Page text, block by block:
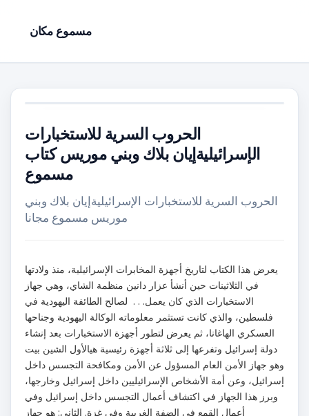
مسموع مكان
الحروب السرية للاستخبارات
الإسرائيليةإيان بلاك وبني موريس كتاب
مسموع
الحروب السرية للاستخبارات الإسرائيليةإيان بلاك وبني
موريس مسموع مجانا
يعرض هذا الكتاب لتاريخ أجهزة المخابرات الإسرائيلية، منذ ولادتها
في الثلاثينات حين أنشأ عزار دانين منظمة الشاي، وهي جهاز
الاستخبارات الذي كان يعمل. . . لصالح الطائفة اليهودية في
فلسطين، والذي كانت تستثمر معلوماته الوكالة اليهودية وجناحها
العسكري الهاغانا، ثم يعرض لتطور أجهزة الاستخبارات بعد إنشاء
دولة إسرائيل وتفرعها إلى ثلاثة أجهزة رئيسية هيالأول الشين بيت
وهو جهاز الأمن العام المسؤول عن الأمن ومكافحة التجسس داخل
إسرائيل، وعن أمة الأشخاص الإسرائيليين داخل إسرائيل وخارجها،
وبرز هذا الجهاز في اكتشاف أعمال التجسس داخل إسرائيل وفي
أعمال القمع في الضفة الغربية وفي غزة. الثاني: هو جهاز